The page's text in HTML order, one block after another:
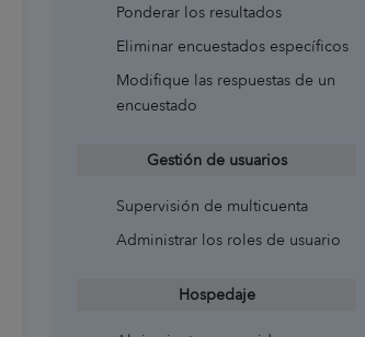
Ponderar los resultados
Eliminar encuestados específicos
Modifique las respuestas de un
encuestado
Gestión de usuarios
Supervisión de multicuenta
Administrar los roles de usuario
Hospedaje